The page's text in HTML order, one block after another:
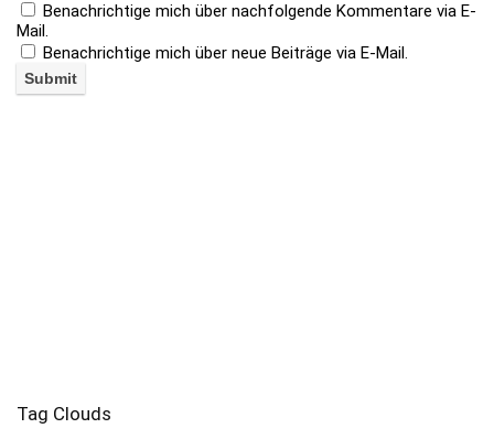
Benachrichtige mich über nachfolgende Kommentare via E-
Mail.
Benachrichtige mich über neue Beiträge via E-Mail.
Tag Clouds